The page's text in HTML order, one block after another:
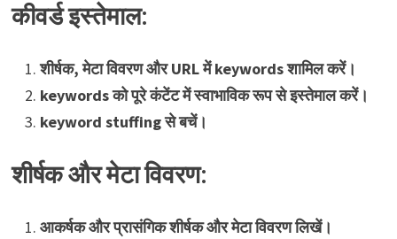
कीवर्ड इस्तेमाल:
शीर्षक, मेटा विवरण और URL में keywords शामिल करें।
keywords को पूरे कंटेंट में स्वाभाविक रूप से इस्तेमाल करें।
keyword stuffing से बचें।
शीर्षक और मेटा विवरण:
आकर्षक और प्रासंगिक शीर्षक और मेटा विवरण लिखें।